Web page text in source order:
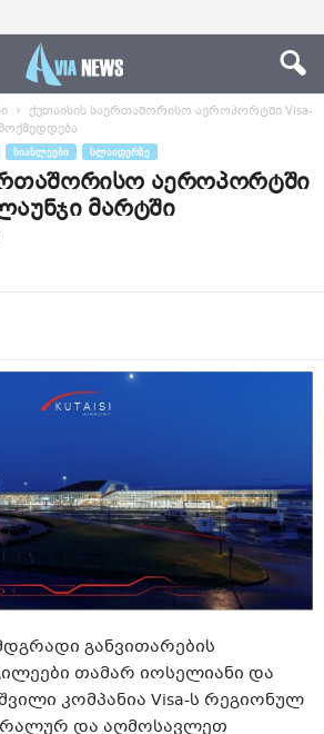
ქუთაისის საერთაშორისო აეროპორტში Visa-
ᲡᲘᲐᲮᲚᲔᲔᲑᲘ ᲡᲚᲐᲘᲓᲔᲠᲖᲔ
აეროპორტში
მარტში
განვითარების
თამარ იოსელიანი და
კომპანია Visa-ს რეგიონულ
და აღმოსავლეთ